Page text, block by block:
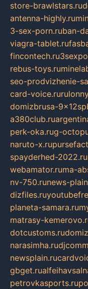
store-brawlstars.ru
antenna-highly.ru
3-sex-porn.ruban-
viagra-tablet.ru
fincontech.ru
rebus-toys.ru
seo-prodvizhenie-
card-voice.ru
domizbrusa-
a380club.ru
perk-oka.rug-
naruto-x.ru
spayderhed-2022.ru
webamator.ruma-
nv-750.runews-
dizfiles.ru
planeta-samara.ru
matrasy-
dotcustoms.ru
narasimha.ru
newsplain.ru
gbget.ru
petrovkasports.ru